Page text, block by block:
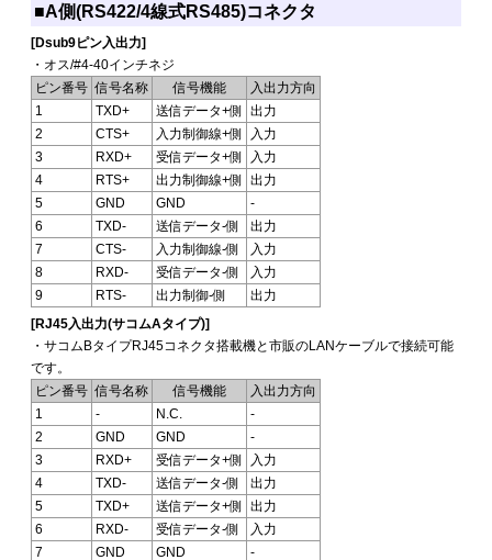
■A側(RS422/4線式RS485)コネクタ
[Dsub9ピン入出力]
・オス/#4-40インチネジ
ピン番号 信号名称 信号機能
入出力方向
1
TXD+ 送信データ+側
出力
2
CTS+ 入力制御線+側
入力
3
RXD+ 受信データ+側
入力
4
RTS+ 出力制御線+側
出力
5
GND GND
-
6
TXD- 送信データ-側
出力
7
CTS- 入力制御線-側
入力
8
RXD- 受信データ-側
入力
9
RTS- 出力制御-側
出力
[RJ45入出力(サコムAタイプ)]
・サコムBタイプRJ45コネクタ搭載機と市販のLANケーブルで接続可能
です。
ピン番号 信号名称 信号機能
入出力方向
1
- N.C.
-
2
GND GND
-
3
RXD+ 受信データ+側
入力
4
TXD- 送信データ-側
出力
5
TXD+ 送信データ+側
出力
6
RXD- 受信データ-側
入力
7
GND GND
-